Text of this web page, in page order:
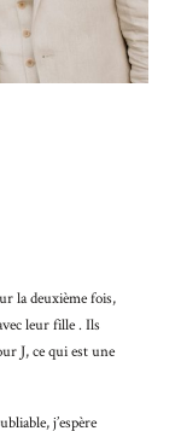
la deuxième fois,
leur fille . Ils
J, ce qui est une
j’espère